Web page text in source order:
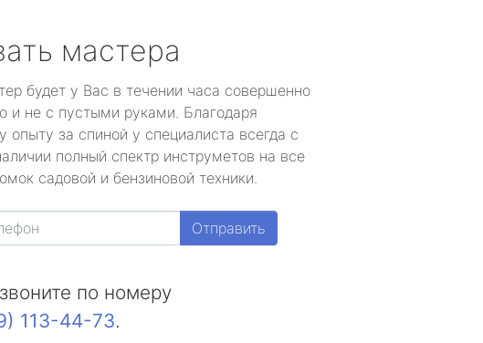
мастера
будет у Вас в течении часа совершенно
и не с пустыми руками. Благодаря
опыту за спиной у специалиста всегда с
полный спектр инструметов на все
садовой и бензиновой техники.
Отправить
по номеру
113-44-73.